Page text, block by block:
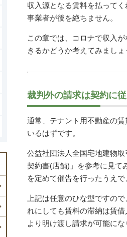
収入源となる賃料を払って
事業者が後を絶ちません。
この章では、コロナで収入
きるかどうか考えてみましょ
裁判外の請求は契約に
通常、テナント用不動産の
いるはずです。
公益社団法人全国宅地建物
契約書(店舗)」を参考に見て
を定めて催告を行ったうえ
上記は任意のひな型ですの
れにしても賃料の滞納は賃
より明け渡し請求が可能にな